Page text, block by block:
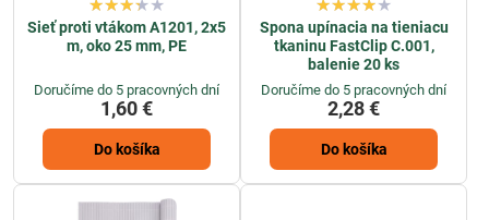
Sieť proti vtákom A1201, 2x5
m, oko 25 mm, PE
Doručíme do 5 pracovných dní
1,60 €
Do košíka
Spona upínacia na tieniacu
tkaninu FastClip C.001,
balenie 20 ks
Doručíme do 5 pracovných dní
2,28 €
Do košíka